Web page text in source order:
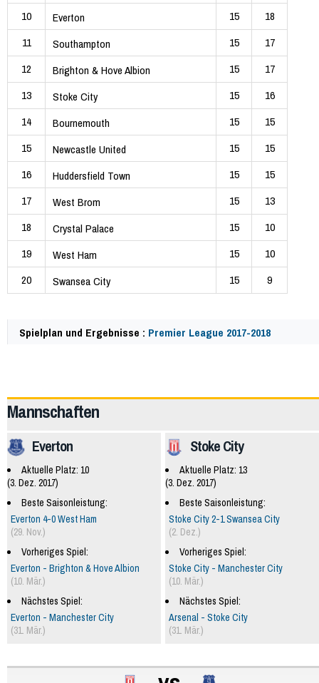
10
Everton 15
18
11
Southampton 15
17
12
Brighton & Hove Albion 15
17
13
Stoke City 15
16
14
Bournemouth 15
15
15
Newcastle United 15
15
16
Huddersfield Town 15
15
17
West Brom 15
13
18
Crystal Palace 15
10
19
West Ham 15
10
20
Swansea City 15 9
Spielplan und Ergebnisse : Premier League 2017-2018
Mannschaften
Stoke City
Aktuelle Platz: 13
(3. Dez. 2017)
Beste Saisonleistung:
Stoke City 2-1 Swansea City
(2. Dez.)
Vorheriges Spiel:
Stoke City - Manchester City
(10. Mär.)
Nächstes Spiel:
Arsenal - Stoke City
(31. Mär.)
Everton
Aktuelle Platz: 10
(3. Dez. 2017)
Beste Saisonleistung:
Everton 4-0 West Ham
(29. Nov.)
Vorheriges Spiel:
Everton - Brighton & Hove Albion
(10. Mär.)
Nächstes Spiel:
Everton - Manchester City
(31. Mär.)